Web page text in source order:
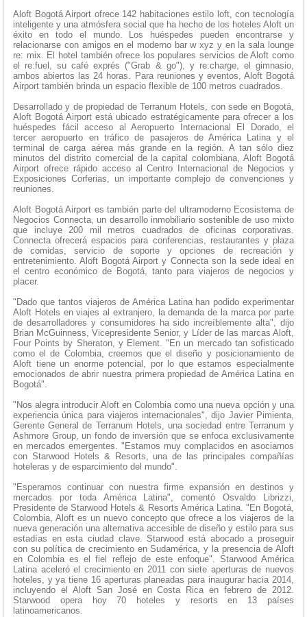
Aloft Bogotá Airport ofrece 142 habitaciones estilo loft, con tecnología
inteligente y una atmósfera social que ha hecho de los hoteles Aloft un
éxito en todo el mundo. Los huéspedes pueden encontrarse y
relacionarse con amigos en el moderno bar w xyz y en la sala lounge
re: mix. El hotel también ofrece los populares servicios de Aloft como
el re:fuel, su café exprés ("Grab & go"), y re:charge, el gimnasio,
ambos abiertos las 24 horas. Para reuniones y eventos, Aloft Bogotá
Airport también brinda un espacio flexible de 100 metros cuadrados.
Desarrollado y de propiedad de Terranum Hotels, con sede en Bogotá,
Aloft Bogotá Airport está ubicado estratégicamente para ofrecer a los
huéspedes fácil acceso al Aeropuerto Internacional El Dorado, el
tercer aeropuerto en tráfico de pasajeros de América Latina y el
terminal de carga aérea más grande en la región. A tan sólo diez
minutos del distrito comercial de la capital colombiana, Aloft Bogotá
Airport ofrece rápido acceso al Centro Internacional de Negocios y
Exposiciones Corferias, un importante complejo de convenciones y
reuniones.
Aloft Bogotá Airport es también parte del ultramoderno Ecosistema de
Negocios Connecta, un desarrollo inmobiliario sostenible de uso mixto
que incluye 200 mil metros cuadrados de oficinas corporativas.
Connecta ofrecerá espacios para conferencias, restaurantes y plaza
de comidas, servicio de soporte y opciones de recreación y
entretenimiento. Aloft Bogotá Airport y Connecta son la sede ideal en
el centro económico de Bogotá, tanto para viajeros de negocios y
placer.
"Dado que tantos viajeros de América Latina han podido experimentar
Aloft Hotels en viajes al extranjero, la demanda de la marca por parte
de desarrolladores y consumidores ha sido increíblemente alta", dijo
Brian McGuinness, Vicepresidente Senior, y Líder de las marcas Aloft,
Four Points by Sheraton, y Element. "En un mercado tan sofisticado
como el de Colombia, creemos que el diseño y posicionamiento de
Aloft tiene un enorme potencial, por lo que estamos especialmente
emocionados de abrir nuestra primera propiedad de América Latina en
Bogotá".
"Nos alegra introducir Aloft en Colombia como una nueva opción y una
experiencia única para viajeros internacionales", dijo Javier Pimienta,
Gerente General de Terranum Hotels, una sociedad entre Terranum y
Ashmore Group, un fondo de inversión que se enfoca exclusivamente
en mercados emergentes. "Estamos muy complacidos en asociarnos
con Starwood Hotels & Resorts, una de las principales compañías
hoteleras y de esparcimiento del mundo".
"Esperamos continuar con nuestra firme expansión en destinos y
mercados por toda América Latina", comentó Osvaldo Librizzi,
Presidente de Starwood Hotels & Resorts América Latina. "En Bogotá,
Colombia, Aloft es un nuevo concepto que ofrece a los viajeros de la
nueva generación una alternativa accesible de diseño y estilo para sus
estadías en esta ciudad clave. Starwood está abocado a proseguir
con su política de crecimiento en Sudamérica, y la presencia de Aloft
en Colombia es el fiel reflejo de este enfoque". Starwood América
Latina aceleró el crecimiento en 2011 con siete aperturas de nuevos
hoteles, y ya tiene 16 aperturas planeadas para inaugurar hacia 2014,
incluyendo el Aloft San José en Costa Rica en febrero de 2012.
Starwood opera hoy 70 hoteles y resorts en 13 países
latinoamericanos.